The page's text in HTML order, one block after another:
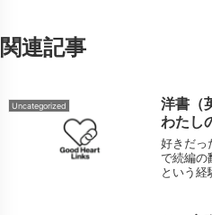
関連記事
Uncategorized
洋書（
わたし
好きだっ
で続編の
という経
ないで
たらい